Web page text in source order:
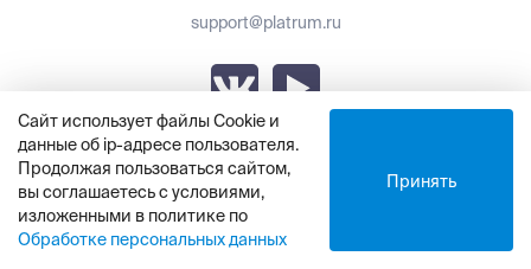
Сайт использует файлы Cookie и
данные об ip-адресе пользователя.
Продолжая пользоваться сайтом,
вы соглашаетесь с условиями,
изложенными в политике по
Обработке персональных данных
Принять
support@platrum.ru
© ООО «Платрум», 2021 - 2025